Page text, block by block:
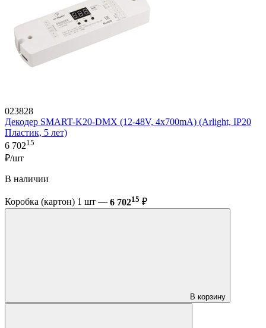
023828
Декодер SMART-K20-DMX (12-48V, 4x700mA) (Arlight, IP20
Пластик, 5 лет)
6 70215
₽/шт
В наличии
Коробка (картон) 1 шт — 6 70215 ₽
В корзину